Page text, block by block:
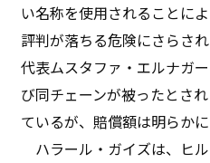
い名称を使用されることに
評判が落ちる危険にさらさ
代表ムスタファ・エルナガ
び同チェーンが被ったとさ
ているが、賠償額は明らかに
ハラール・ガイズは、ヒ